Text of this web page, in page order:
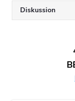
Diskussion